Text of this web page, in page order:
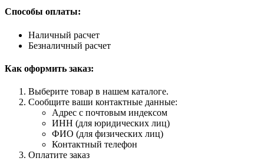
Способы оплаты:
Наличный расчет
Безналичный расчет
Как оформить заказ:
Выберите товар в нашем каталоге.
Сообщите ваши контактные данные:
Адрес с почтовым индексом
ИНН (для юридических лиц)
ФИО (для физических лиц)
Контактный телефон
Оплатите заказ